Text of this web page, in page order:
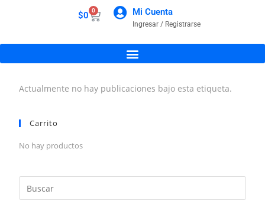
$0 0 Mi Cuenta
Ingresar / Registrarse
Actualmente no hay publicaciones bajo esta etiqueta.
Carrito
No hay productos